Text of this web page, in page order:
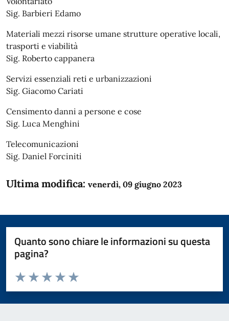
Sig. Barbieri Edamo
Materiali mezzi risorse umane strutture operative locali,
trasporti e viabilità
Sig. Roberto cappanera
Servizi essenziali reti e urbanizzazioni
Sig. Giacomo Cariati
Censimento danni a persone e cose
Sig. Luca Menghini
Telecomunicazioni
Sig. Daniel Forciniti
Ultima modifica: venerdì, 09 giugno 2023
Quanto sono chiare le informazioni su questa
pagina?
Domanda
Valuta da 1 a 5 stelle la pagina
Valuta 5 stelle su 5
Valuta 4 stelle su 5
Valuta 3 stelle su 5
Valuta 2 stelle su 5
Valuta 1 stelle su 5